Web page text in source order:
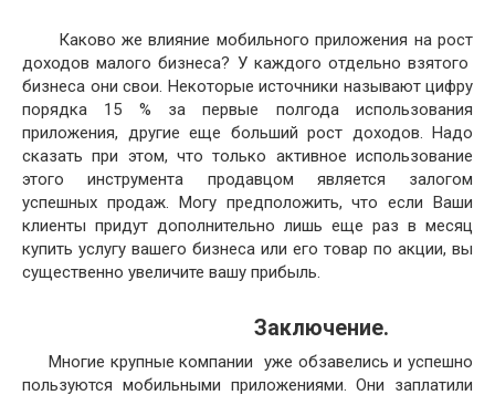
Каково же влияние мобильного приложения на рост
доходов малого бизнеса? У каждого отдельно взятого
бизнеса они свои. Некоторые источники называют цифру
порядка 15 % за первые полгода использования
приложения, другие еще больший рост доходов. Надо
сказать при этом, что только активное использование
этого инструмента продавцом является залогом
успешных продаж. Могу предположить, что если Ваши
клиенты придут дополнительно лишь еще раз в месяц
купить услугу вашего бизнеса или его товар по акции, вы
существенно увеличите вашу прибыль.
Заключение.
Многие крупные компании уже обзавелись и успешно
пользуются мобильными приложениями. Они заплатили